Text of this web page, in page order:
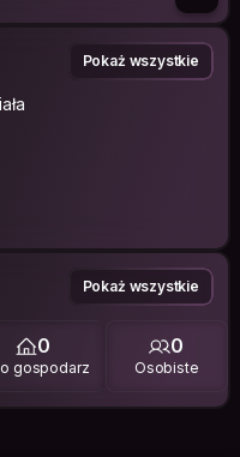
Pokaż wszystkie
Pokaż wszystkie
0
gospodarz
0
Osobiste